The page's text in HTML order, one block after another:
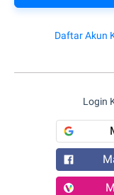
Daftar Akun
Login